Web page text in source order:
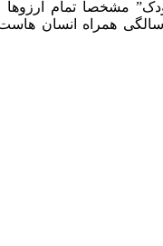
تمام آرزوها و